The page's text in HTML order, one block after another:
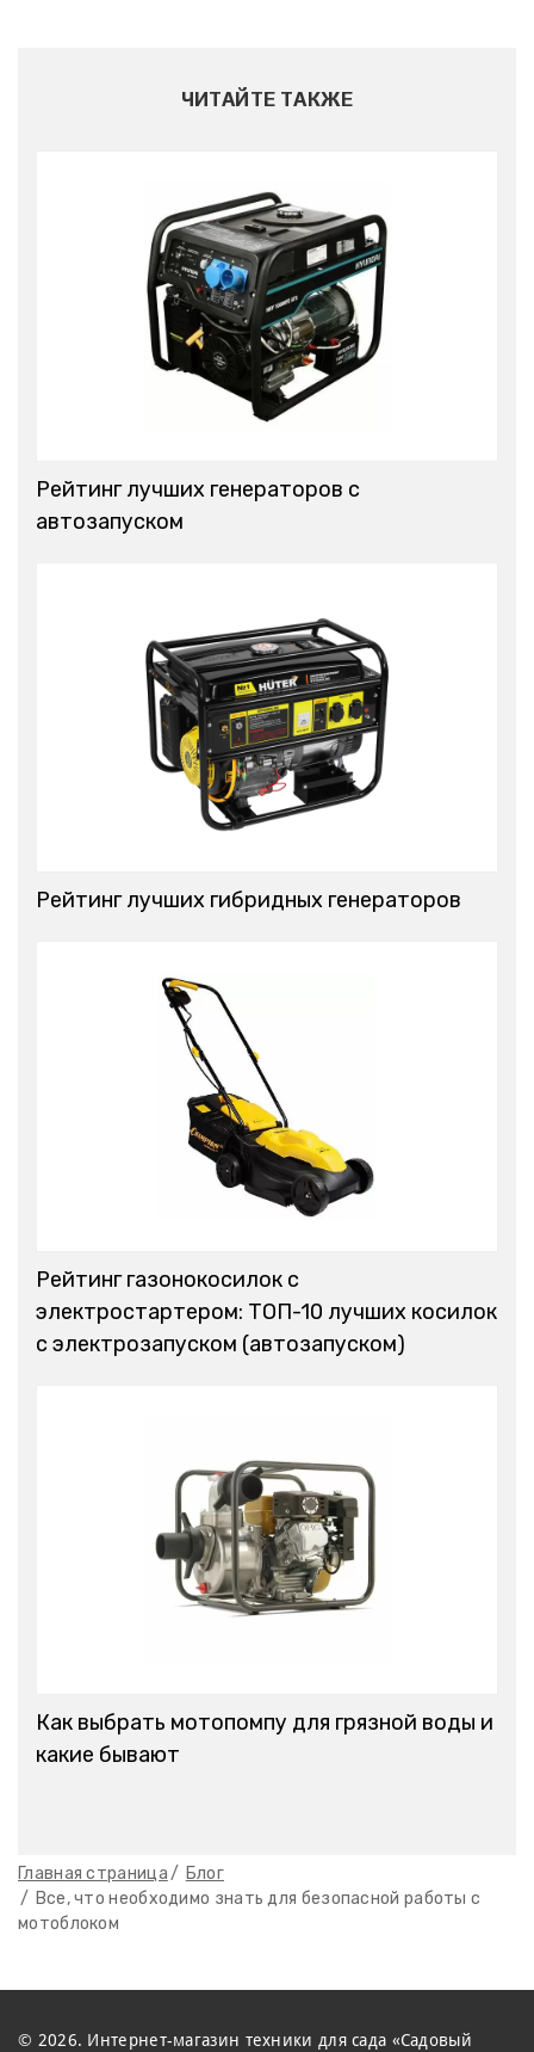
Главная страница
Блог
Все, что необходимо знать для безопасной работы с
мотоблоком
ЧИТАЙТЕ ТАКЖЕ
Рейтинг лучших генераторов с
автозапуском
Рейтинг лучших гибридных генераторов
Рейтинг газонокосилок с
электростартером: ТОП-10 лучших косилок
с электрозапуском (автозапуском)
Как выбрать мотопомпу для грязной воды и
какие бывают
© 2026. Интернет-магазин техники для сада «Садовый